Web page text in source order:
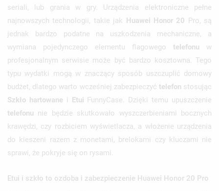
seriali, lub grania w gry. Urządzenia elektroniczne pełne
najnowszych technologii, takie jak Huawei Honor 20 Pro, są
jednak bardzo podatne na uszkodzenia mechaniczne, a
wymiana pojedynczego elementu flagowego telefonu w
profesjonalnym serwisie może być bardzo kosztowna. Tego
typu wydatki mogą w znaczący sposób uszczuplić domowy
budżet, dlatego warto wcześniej zabezpieczyć telefon stosując
Szkło hartowane i Etui FunnyCase. Dzięki temu upuszczenie
telefonu nie będzie skutkowało wyszczerbieniami bocznych
krawędzi, czy rozbiciem wyświetlacza, a włożenie urządzenia
do kieszeni razem z monetami, brelokami czy kluczami nie
sprawi, że pokryje się on rysami.
Etui i szkło to ozdoba i zabezpieczenie Huawei Honor 20 Pro